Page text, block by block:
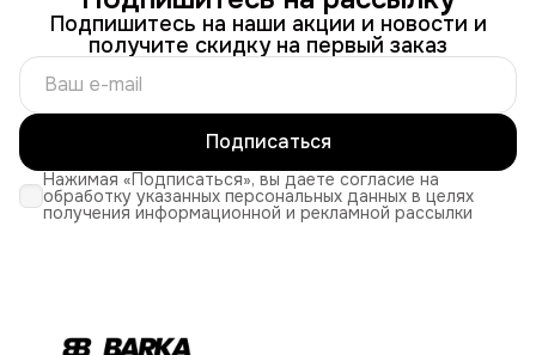
Подпишитесь на наши акции и новости и
получите скидку на первый заказ
Подписаться
Нажимая «Подписаться», вы даете согласие на
обработку указанных персональных данных в целях
получения информационной и рекламной рассылки